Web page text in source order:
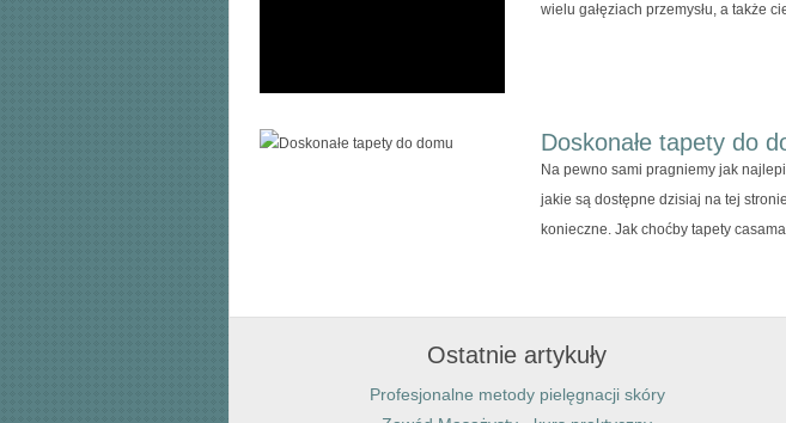
wielu gałęziach przemysłu, a także
Doskonałe tapety do
Na pewno sami pragniemy jak
jakie są dostępne dzisiaj na tej
konieczne. Jak choćby tapety
Ostatnie artykuły
Profesjonalne metody pielęgnacji skóry